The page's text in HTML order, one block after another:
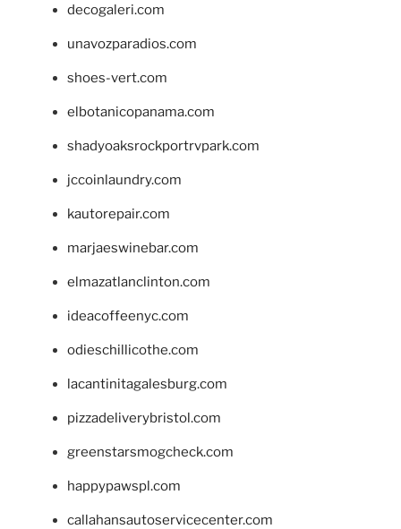
decogaleri.com
unavozparadios.com
shoes-vert.com
elbotanicopanama.com
shadyoaksrockportrvpark.com
jccoinlaundry.com
kautorepair.com
marjaeswinebar.com
elmazatlanclinton.com
ideacoffeenyc.com
odieschillicothe.com
lacantinitagalesburg.com
pizzadeliverybristol.com
greenstarsmogcheck.com
happypawspl.com
callahansautoservicecenter.com